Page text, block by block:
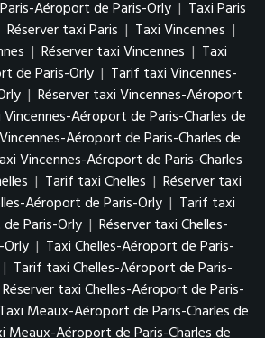
Aéroport de Paris-Orly | Taxi Paris
Réserver taxi Paris | Taxi Vincennes |
| Réserver taxi Vincennes | Taxi
de Paris-Orly | Tarif taxi Vincennes-
| Réserver taxi Vincennes-Aéroport
Vincennes-Aéroport de Paris-Charles de
Aéroport de Paris-Charles de
Vincennes-Aéroport de Paris-Charles
| Tarif taxi Chelles | Réserver taxi
Aéroport de Paris-Orly | Tarif taxi
Paris-Orly | Réserver taxi Chelles-
| Taxi Chelles-Aéroport de Paris-
| Tarif taxi Chelles-Aéroport de Paris-
Réserver taxi Chelles-Aéroport de Paris-
Taxi Meaux-Aéroport de Paris-Charles de
Meaux-Aéroport de Paris-Charles de